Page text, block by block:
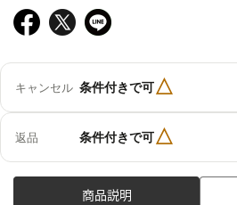
キャンセル 条件付きで可△
返品 条件付きで可△
商品説明